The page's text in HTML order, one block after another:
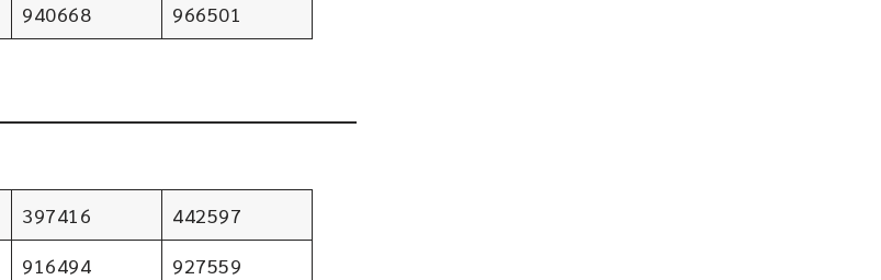
940668 966501
397416
442597
916494 927559